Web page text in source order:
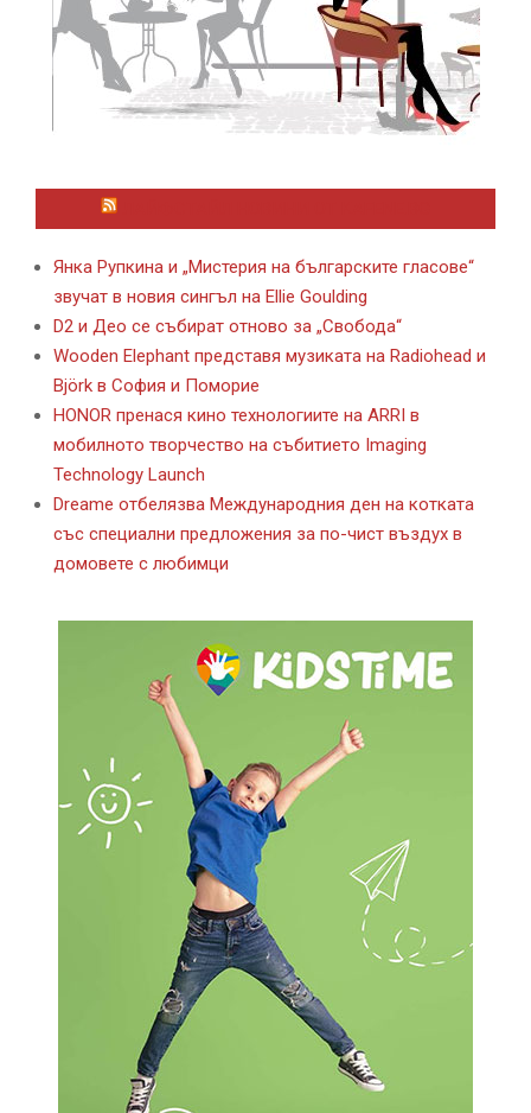
Янка Рупкина и „Мистерия на българските гласове“
звучат в новия сингъл на Ellie Goulding
D2 и Део се събират отново за „Свобода“
Wooden Elephant представя музиката на Radiohead и
Björk в София и Поморие
HONOR пренася кино технологиите на ARRI в
мобилното творчество на събитието Imaging
Technology Launch
Dreame отбелязва Международния ден на котката
със специални предложения за по-чист въздух в
домовете с любимци